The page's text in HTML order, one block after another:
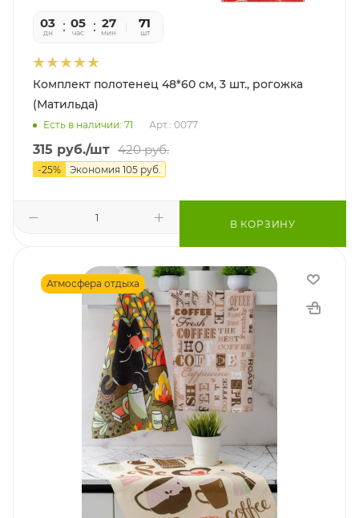
03
дн
05
час
27
мин
02
сек
71
шт
Комплект полотенец 48*60 см, 3 шт., рогожка
(Матильда)
Есть в наличии: 71 Арт.: 0077
315 руб./шт 420руб.
-25% Экономия 105 руб.
В КОРЗИНУ
Атмосфера отдыха